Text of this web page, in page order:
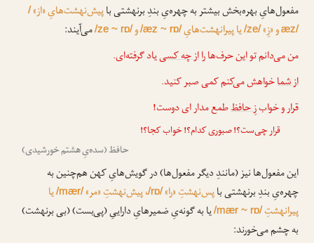
مفعول‌هایِ بهره‌بخش بیشتر به چهره‌یِ بندِ برنهشتی باپیش‌نهشت‌هایِ «از»/
æz/و «زِ»/ze/یا پیرانهشت‌هایِ/æz ~ rɒ/و/ze ~ rɒ/می‌آیند:
من می‌دانم تو این حرف‌ها رااز چه کسییاد گرفته‌ای.
از شماخواهش می‌کنم کمی صبر کنید.
قرار و خوابزِ حافظطمع مدار ای دوست!
قرار چی‌ست؟! صبوری کدام؟! خواب کجا؟!
حافظ (سده‌یِ هشتم خورشیدی)
این مفعول‌ها نیز (مانندِ دیگر مفعول‌ها) در گویش‌هایِ کهن هم‌چنین به
چهره‌یِ بندِ برنهشتی باپس‌نهشتِ «را»/rɒ/، پیش‌نهشتِ «مر»/mær/یا
پیرانهشتِ/mær ~ rɒ/یا به گونه‌یِ ضمیرهایِ داراییِ (پی‌بست) (بی برنهشت)
به چشم می‌خورند: